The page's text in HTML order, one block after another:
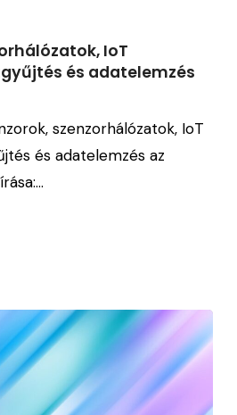
IoT
és adatelemzés
szenzorhálózatok, IoT
és adatelemzés az